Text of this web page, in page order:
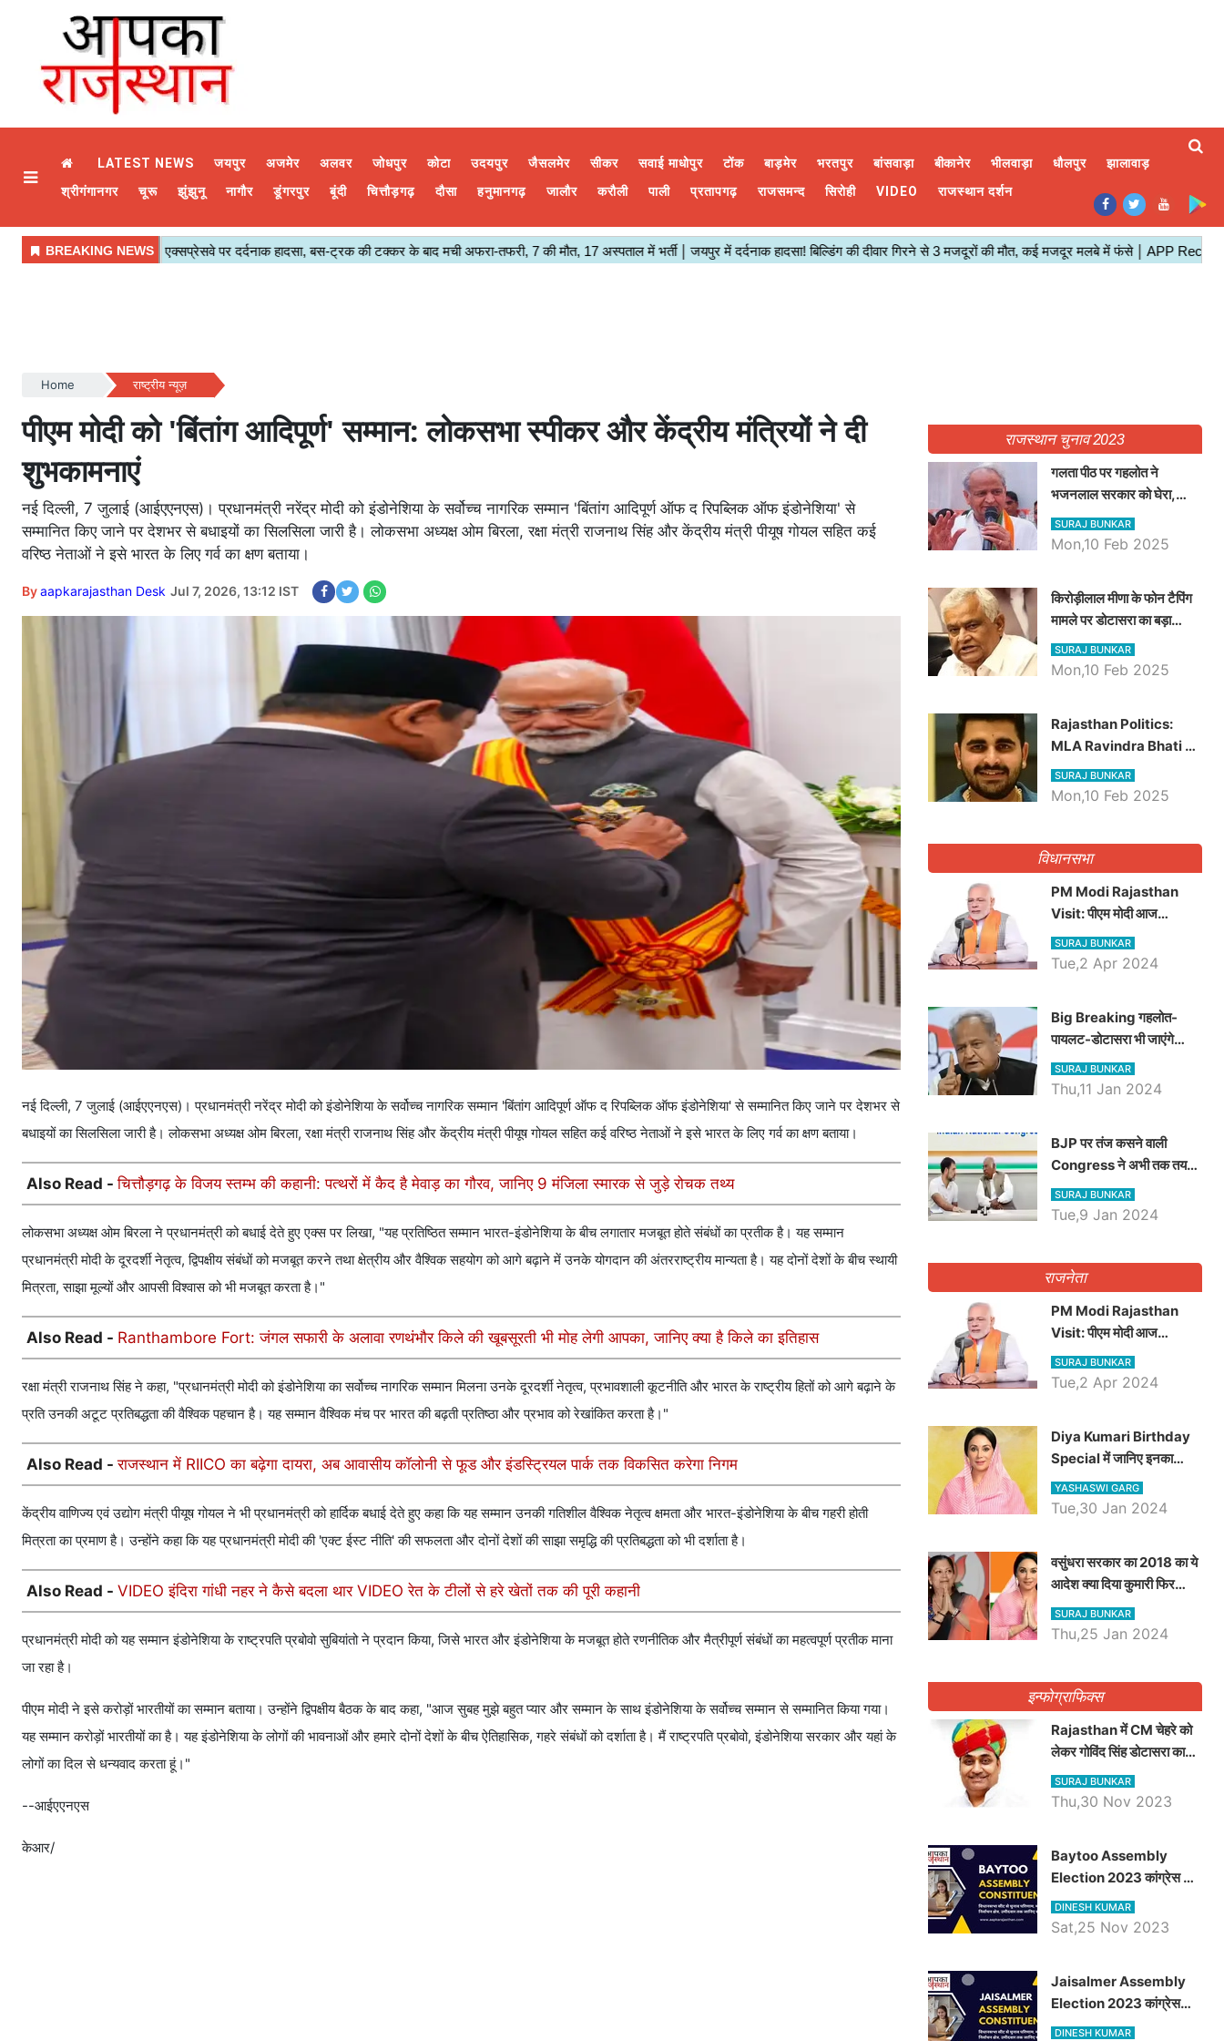
LATEST NEWS जयपुर अजमेर अलवर जोधपुर कोटा उदयपुर जैसलमेर सीकर सवाई माधोपुर टोंक बाड़मेर भरतपुर बांसवाड़ा बीकानेर भीलवाड़ा धौलपुर
झालावाड़
श्रीगंगानगर
चूरू झुंझुनू नागौर डूंगरपुर बूंदी चित्तौड़गढ़ दौसा हनुमानगढ़ जालौर करौली पाली प्रतापगढ़ राजसमन्द सिरोही VIDEO राजस्थान दर्शन
Home राष्ट्रीय न्यूज़
पीएम मोदी को 'बिंतांग आदिपूर्ण' सम्मान: लोकसभा स्पीकर और केंद्रीय मंत्रियों ने दी
शुभकामनाएं
नई दिल्ली, 7 जुलाई (आईएएनएस)। प्रधानमंत्री नरेंद्र मोदी को इंडोनेशिया के सर्वोच्च नागरिक सम्मान 'बिंतांग आदिपूर्ण ऑफ द रिपब्लिक ऑफ इंडोनेशिया' से
सम्मानित किए जाने पर देशभर से बधाइयों का सिलसिला जारी है। लोकसभा अध्यक्ष ओम बिरला, रक्षा मंत्री राजनाथ सिंह और केंद्रीय मंत्री पीयूष गोयल सहित कई
वरिष्ठ नेताओं ने इसे भारत के लिए गर्व का क्षण बताया।
Byaapkarajasthan Desk Jul 7, 2026, 13:12 IST
नई दिल्ली, 7 जुलाई (आईएएनएस)। प्रधानमंत्री नरेंद्र मोदी को इंडोनेशिया के सर्वोच्च नागरिक सम्मान 'बिंतांग आदिपूर्ण ऑफ द रिपब्लिक ऑफ इंडोनेशिया' से सम्मानित किए जाने पर देशभर से
बधाइयों का सिलसिला जारी है। लोकसभा अध्यक्ष ओम बिरला, रक्षा मंत्री राजनाथ सिंह और केंद्रीय मंत्री पीयूष गोयल सहित कई वरिष्ठ नेताओं ने इसे भारत के लिए गर्व का क्षण बताया।
Also Read -चित्तौड़गढ़ के विजय स्तम्भ की कहानी: पत्थरों में कैद है मेवाड़ का गौरव, जानिए 9 मंजिला स्मारक से जुड़े रोचक तथ्य
लोकसभा अध्यक्ष ओम बिरला ने प्रधानमंत्री को बधाई देते हुए एक्स पर लिखा, "यह प्रतिष्ठित सम्मान भारत-इंडोनेशिया के बीच लगातार मजबूत होते संबंधों का प्रतीक है। यह सम्मान
प्रधानमंत्री मोदी के दूरदर्शी नेतृत्व, द्विपक्षीय संबंधों को मजबूत करने तथा क्षेत्रीय और वैश्विक सहयोग को आगे बढ़ाने में उनके योगदान की अंतरराष्ट्रीय मान्यता है। यह दोनों देशों के बीच स्थायी
मित्रता, साझा मूल्यों और आपसी विश्वास को भी मजबूत करता है।"
Also Read - Ranthambore Fort: जंगल सफारी के अलावा रणथंभौर किले की खूबसूरती भी मोह लेगी आपका, जानिए क्या है किले का इतिहास
रक्षा मंत्री राजनाथ सिंह ने कहा, "प्रधानमंत्री मोदी को इंडोनेशिया का सर्वोच्च नागरिक सम्मान मिलना उनके दूरदर्शी नेतृत्व, प्रभावशाली कूटनीति और भारत के राष्ट्रीय हितों को आगे बढ़ाने के
प्रति उनकी अटूट प्रतिबद्धता की वैश्विक पहचान है। यह सम्मान वैश्विक मंच पर भारत की बढ़ती प्रतिष्ठा और प्रभाव को रेखांकित करता है।"
Also Read -राजस्थान में RIICO का बढ़ेगा दायरा, अब आवासीय कॉलोनी से फूड और इंडस्ट्रियल पार्क तक विकसित करेगा निगम
केंद्रीय वाणिज्य एवं उद्योग मंत्री पीयूष गोयल ने भी प्रधानमंत्री को हार्दिक बधाई देते हुए कहा कि यह सम्मान उनकी गतिशील वैश्विक नेतृत्व क्षमता और भारत-इंडोनेशिया के बीच गहरी होती
मित्रता का प्रमाण है। उन्होंने कहा कि यह प्रधानमंत्री मोदी की 'एक्ट ईस्ट नीति' की सफलता और दोनों देशों की साझा समृद्धि की प्रतिबद्धता को भी दर्शाता है।
Also Read - VIDEO इंदिरा गांधी नहर ने कैसे बदला थार VIDEO रेत के टीलों से हरे खेतों तक की पूरी कहानी
प्रधानमंत्री मोदी को यह सम्मान इंडोनेशिया के राष्ट्रपति प्रबोवो सुबियांतो ने प्रदान किया, जिसे भारत और इंडोनेशिया के मजबूत होते रणनीतिक और मैत्रीपूर्ण संबंधों का महत्वपूर्ण प्रतीक माना
जा रहा है।
पीएम मोदी ने इसे करोड़ों भारतीयों का सम्मान बताया। उन्होंने द्विपक्षीय बैठक के बाद कहा, "आज सुबह मुझे बहुत प्यार और सम्मान के साथ इंडोनेशिया के सर्वोच्च सम्मान से सम्मानित किया गया।
यह सम्मान करोड़ों भारतीयों का है। यह इंडोनेशिया के लोगों की भावनाओं और हमारे दोनों देशों के बीच ऐतिहासिक, गहरे संबंधों को दर्शाता है। मैं राष्ट्रपति प्रबोवो, इंडोनेशिया सरकार और यहां के
लोगों का दिल से धन्यवाद करता हूं।"
--आईएएनएस
केआर/
राजस्थान चुनाव 2023
गलता पीठ पर गहलोत ने
भजनलाल सरकार को घेरा,
Video में देखें अब तक बड़ी
खबरें
SURAJ BUNKAR
Mon,10 Feb 2025
किरोड़ीलाल मीणा के फोन टैपिंग
मामले पर डोटासरा का बड़ा
आरोप, वीडियो में देखें AZ बड़ी
खबरें
SURAJ BUNKAR
Mon,10 Feb 2025
Rajasthan Politics:
MLA Ravindra Bhati ने
प्रदेश की शिक्षा व्यवस्था पर
उठाए सवाल, Madan
SURAJ BUNKAR
Mon,10 Feb 2025
विधानसभा
PM Modi Rajasthan
Visit: पीएम मोदी आज
राजस्थान में कोटपूतली में करेंगे
विशाल रैली, एक सभा से 8 सीटों
SURAJ BUNKAR
Tue,2 Apr 2024
Big Breaking गहलोत-
पायलट-डोटासरा भी जाएंगे
अयोध्या, करेंगे रामलला के दर्शन
SURAJ BUNKAR
Thu,11 Jan 2024
BJP पर तंज कसने वाली
Congress ने अभी तक तय
नहीं किया नेता प्रतिपक्ष, जानें
कौन होगा दावेदार
SURAJ BUNKAR
Tue,9 Jan 2024
राजनेता
PM Modi Rajasthan
Visit: पीएम मोदी आज
राजस्थान में कोटपूतली में करेंगे
विशाल रैली, एक सभा से 8 सीटों
SURAJ BUNKAR
Tue,2 Apr 2024
Diya Kumari Birthday
Special में जानिए इनका
राजकुमारी से राजस्थान की
डिप्टी सीएम बनने तक का सफर,
YASHASWI GARG
Tue,30 Jan 2024
वसुंधरा सरकार का 2018 का ये
आदेश क्या दिया कुमारी फिर
करेंगी लागू? कांग्रेस सरकार ने
किया था निरस्त
SURAJ BUNKAR
Thu,25 Jan 2024
इन्फोग्राफिक्स
Rajasthan में CM चेहरे को
लेकर गोविंद सिंह डोटासरा का
बड़ा बयान आया सामने, जानें
विचार
SURAJ BUNKAR
Thu,30 Nov 2023
Baytoo Assembly
Election 2023 कांग्रेस से
हरीश चौधरी तो बालाराम मुंड होंगे
भाजपा उम्मीदवार, जानिये बायतू
DINESH KUMAR
Sat,25 Nov 2023
​​​​​​​Jaisalmer Assembly
Election 2023 कांग्रेस
रूपा राम मेघवाल तो छोटु सिंह
DINESH KUMAR